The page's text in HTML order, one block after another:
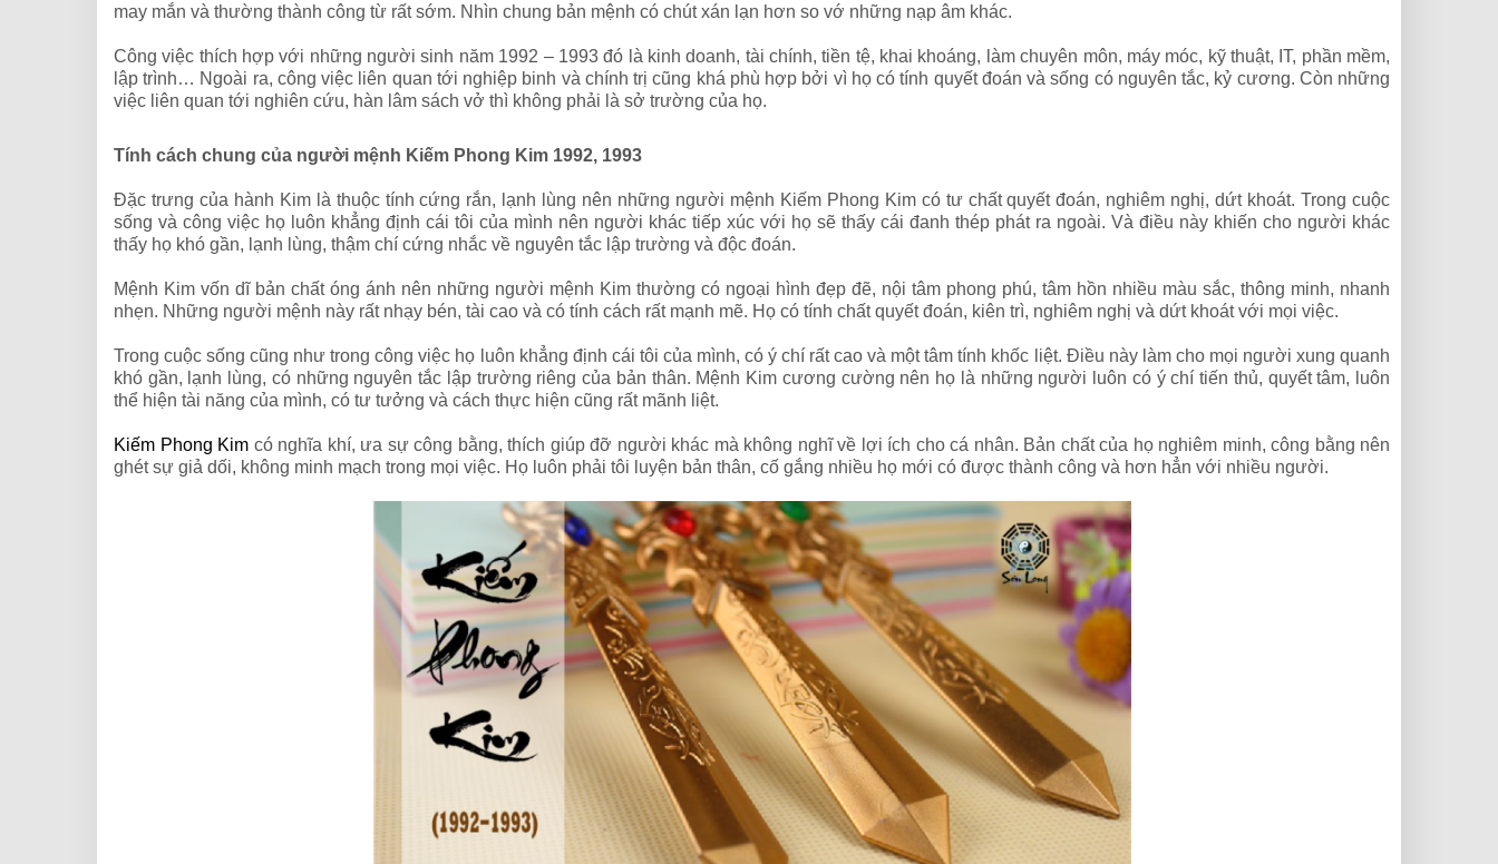
may mắn và thường thành công từ rất sớm. Nhìn chung bản mệnh có chút xán lạn hơn so vớ những nạp âm khác.
Công việc thích hợp với những người sinh năm 1992 – 1993 đó là kinh doanh, tài chính, tiền tệ, khai khoáng, làm chuyên môn, máy móc, kỹ thuật, IT, phần mềm,
lập trình… Ngoài ra, công việc liên quan tới nghiệp binh và chính trị cũng khá phù hợp bởi vì họ có tính quyết đoán và sống có nguyên tắc, kỷ cương. Còn những
việc liên quan tới nghiên cứu, hàn lâm sách vở thì không phải là sở trường của họ.
Tính cách chung của người mệnh Kiếm Phong Kim 1992, 1993
Đặc trưng của hành Kim là thuộc tính cứng rắn, lạnh lùng nên những người mệnh Kiếm Phong Kim có tư chất quyết đoán, nghiêm nghị, dứt khoát. Trong cuộc
sống và công việc họ luôn khẳng định cái tôi của mình nên người khác tiếp xúc với họ sẽ thấy cái đanh thép phát ra ngoài. Và điều này khiến cho người khác
thấy họ khó gần, lạnh lùng, thậm chí cứng nhắc về nguyên tắc lập trường và độc đoán.
Mệnh Kim vốn dĩ bản chất óng ánh nên những người mệnh Kim thường có ngoại hình đẹp đẽ, nội tâm phong phú, tâm hồn nhiều màu sắc, thông minh, nhanh
nhẹn. Những người mệnh này rất nhạy bén, tài cao và có tính cách rất mạnh mẽ. Họ có tính chất quyết đoán, kiên trì, nghiêm nghị và dứt khoát với mọi việc.
Trong cuộc sống cũng như trong công việc họ luôn khẳng định cái tôi của mình, có ý chí rất cao và một tâm tính khốc liệt. Điều này làm cho mọi người xung quanh
khó gần, lạnh lùng, có những nguyên tắc lập trường riêng của bản thân. Mệnh Kim cương cường nên họ là những người luôn có ý chí tiến thủ, quyết tâm, luôn
thể hiện tài năng của mình, có tư tưởng và cách thực hiện cũng rất mãnh liệt.
Kiếm Phong Kim có nghĩa khí, ưa sự công bằng, thích giúp đỡ người khác mà không nghĩ về lợi ích cho cá nhân. Bản chất của họ nghiêm minh, công bằng nên
ghét sự giả dối, không minh mạch trong mọi việc. Họ luôn phải tôi luyện bản thân, cố gắng nhiều họ mới có được thành công và hơn hẳn với nhiều người.